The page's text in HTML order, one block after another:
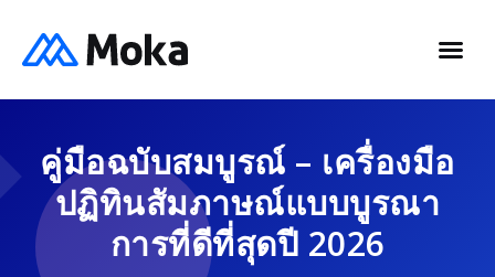
คู่มือฉบับสมบูรณ์ – เครื่องมือ
ปฏิทินสัมภาษณ์แบบบูรณา
การที่ดีที่สุดปี 2026